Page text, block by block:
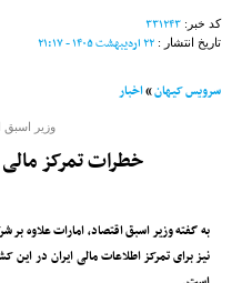
کد خبر: ۳۳۱۲۴۳
تاریخ انتشار : ۲۲ ارديبهشت ۱۴۰۵ - ۲۱:۱۷
سرویس کیهان»اخبار
وزیر اسبق
خطرات تمرکز مالی
به گفته وزیر اسبق اقتصاد، امارات علاوه
نیز برای تمرکز اطلاعات مالی ایران در این